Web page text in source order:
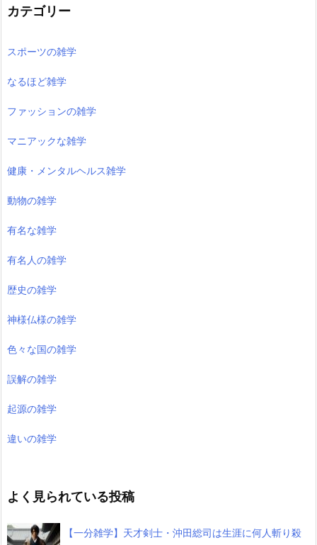
カテゴリー
スポーツの雑学
なるほど雑学
ファッションの雑学
マニアックな雑学
健康・メンタルヘルス雑学
動物の雑学
有名な雑学
有名人の雑学
歴史の雑学
神様仏様の雑学
色々な国の雑学
誤解の雑学
起源の雑学
違いの雑学
よく見られている投稿
【一分雑学】天才剣士・沖田総司は生涯に何人斬り殺